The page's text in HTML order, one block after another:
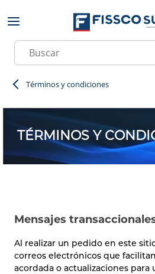
Skip to main content
Site Search
Términos y condiciones
TÉRMINOS Y
Mensajes
Al realizar un pedido en este
correos electrónicos que
acordada o actualizaciones